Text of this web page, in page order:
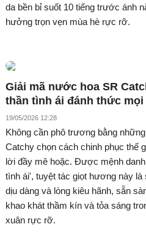
da bền bỉ suốt 10 tiếng trước ánh
hưởng trọn vẹn mùa hè rực rỡ.
Giải mã nước hoa SR
thần tình ái đánh thức
19/05/2026 12:28
Không cần phô trương bằng
Catchy chọn cách chinh phục thế
lời đầy mê hoặc. Được mệnh
tình ái', tuyệt tác giọt hương này
dịu dàng và lòng kiêu hãnh, sẵn
khao khát thầm kín và tỏa sáng
xuân rực rỡ.